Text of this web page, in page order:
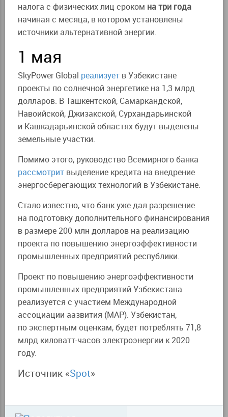
налога с физических лиц сроком на три года
начиная с месяца, в котором установлены
источники альтернативной энергии.
1 мая
SkyPower Global реализует в Узбекистане
проекты по солнечной энергетике на 1,3 млрд
долларов. В Ташкентской, Самаркандской,
Навоийской, Джизакской, Сурхандарьинской
и Кашкадарьинской областях будут выделены
земельные участки.
Помимо этого, руководство Всемирного банка
рассмотрит выделение кредита на внедрение
энергосберегающих технологий в Узбекистане.
Стало известно, что банк уже дал разрешение
на подготовку дополнительного финансирования
в размере 200 млн долларов на реализацию
проекта по повышению энергоэффективности
промышленных предприятий республики.
Проект по повышению энергоэффективности
промышленных предприятий Узбекистана
реализуется с участием Международной
ассоциации аазвития (МАР). Узбекистан,
по экспертным оценкам, будет потреблять 71,8
млрд киловатт-часов электроэнергии к 2020
году.
Источник «Spot»